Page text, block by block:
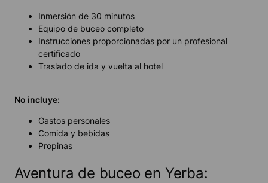
Inmersión de 30 minutos
Equipo de buceo completo
Instrucciones proporcionadas por un profesional
certificado
Traslado de ida y vuelta al hotel
No incluye:
Gastos personales
Comida y bebidas
Propinas
Aventura de buceo en Yerba: